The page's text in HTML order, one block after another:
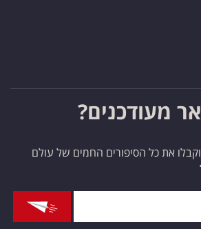
מעודכנים?
את כל הסיפורים החמים של עולם